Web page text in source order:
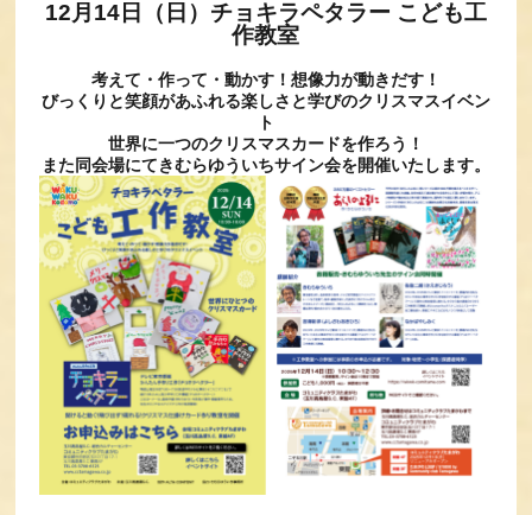
12月14日（日）チョキラペタラー こども工
作教室
考えて・作って・動かす！想像力が動きだす！
びっくりと笑顔があふれる楽しさと学びのクリスマスイベン
ト
世界に一つのクリスマスカードを作ろう！
また同会場にてきむらゆういちサイン会を開催いたします。